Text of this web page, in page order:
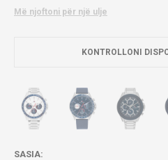
Më njoftoni për një ulje
KONTROLLONI
SASIA: